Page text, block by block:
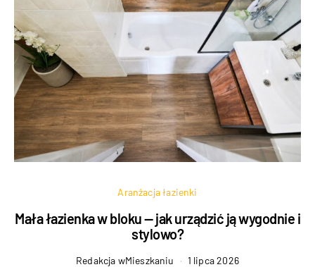
Aranżacja łazienki
Mała łazienka w bloku — jak urządzić ją wygodnie i
stylowo?
Redakcja wMieszkaniu 1 lipca 2026